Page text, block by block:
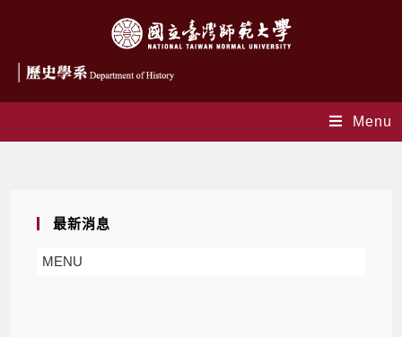
Menu
最新消息
MENU